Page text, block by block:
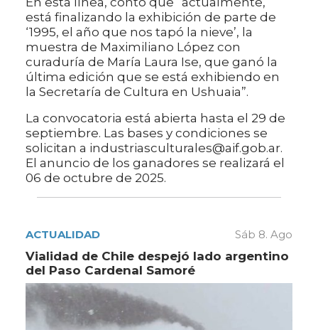
está finalizando la exhibición de parte de
‘1995, el año que nos tapó la nieve’, la
muestra de Maximiliano López con
curaduría de María Laura Ise, que ganó la
última edición que se está exhibiendo en
la Secretaría de Cultura en Ushuaia”.
La convocatoria está abierta hasta el 29 de
septiembre. Las bases y condiciones se
solicitan a industriasculturales@aif.gob.ar.
El anuncio de los ganadores se realizará el
06 de octubre de 2025.
ACTUALIDAD Sáb 8. Ago
Vialidad de Chile despejó lado argentino
del Paso Cardenal Samoré